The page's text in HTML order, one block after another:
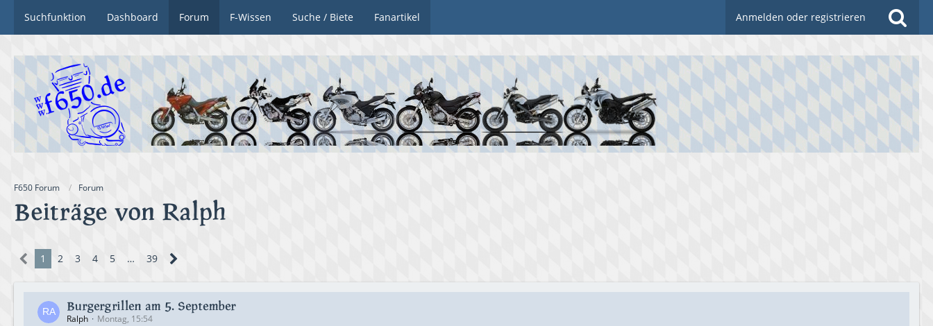
Suchfunktion Dashboard Forum F-Wissen Suche / Biete Fanartikel Anmelden oder registrieren
F650 Forum Forum
Beiträge von Ralph
1 2 3 4 5 … 39
Burgergrillen am 5. September
Ralph Montag, 15:54